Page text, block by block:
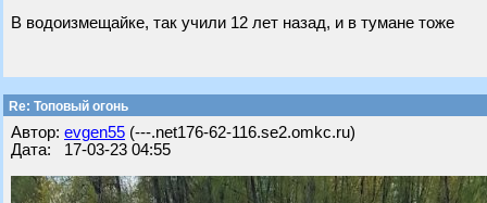
В водоизмещайке, так учили 12 лет назад, и в тумане тоже
Re: Топовый огонь
Автор: evgen55 (---.net176-62-116.se2.omkc.ru)
Дата: 17-03-23 04:55